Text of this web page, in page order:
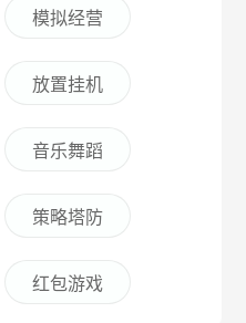
模拟经营
放置挂机
音乐舞蹈
策略塔防
红包游戏